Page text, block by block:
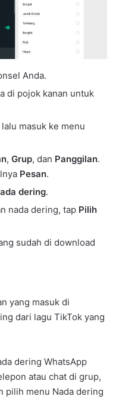
Anda.
di pojok kanan untuk
lalu masuk ke menu
, Grup, dan Panggilan.
Pesan.
dering.
nada dering, tap Pilih
sudah di download
yang masuk di
dari lagu TikTok yang
dering WhatsApp
atau chat di grup,
pilih menu Nada dering